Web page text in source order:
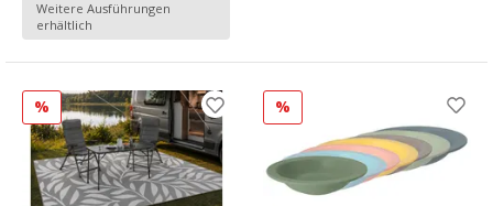
Weitere Ausführungen
erhältlich
% %